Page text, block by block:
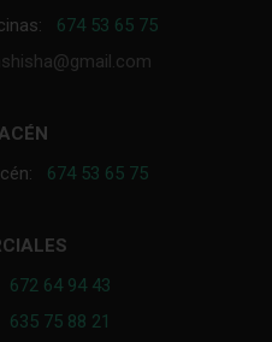
674 53 65 75
674 53 65 75
672 64 94 43
635 75 88 21